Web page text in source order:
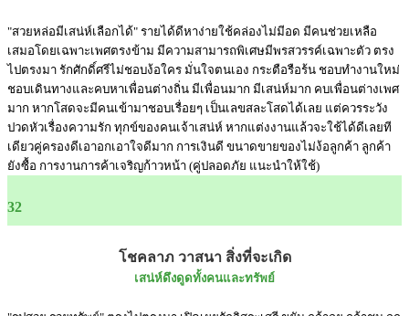
"สวยหล่อมีเสน่ห์เลือกได้" รายได้ดีหาง่ายใช้คล่องไม่มีอด มีคนช่วยเหลือ
เสมอโดยเฉพาะเพศตรงข้าม มีความสามารถพิเศษมีพรสวรรค์เฉพาะตัว ตรง
ไปตรงมา รักศักดิ์ศรีไม่ชอบง้อใคร มั่นใจตนเอง กระตือรือร้น ชอบทำงานใหม่
ชอบเดินทางและคบหาเพื่อนต่างถิ่น มีเพื่อนมาก มีเสน่ห์มาก คบเพื่อนต่างเพศ
มาก หากโสดจะมีคนเข้ามาชอบเรื่อยๆ เป็นเลขสละโสดได้เลย แต่ควรระวัง
ปวดหัวเรื่องความรัก ทุกข์ของคนเจ้าเสน่ห์ หากแต่งงานแล้วจะใช้ได้ดีเลยที
เดียวคู่ครองดีเอาอกเอาใจดีมาก การเงินดี ขนาดขายของไม่ง้อลูกค้า ลูกค้า
ยังซื้อ การงานการค้าเจริญก้าวหน้า (คู่ปลอดภัย แนะนำให้ใช้)
32
โชคลาภ วาสนา สิ่งที่จะเกิด
เสน่ห์ดึงดูดทั้งคนและทรัพย์